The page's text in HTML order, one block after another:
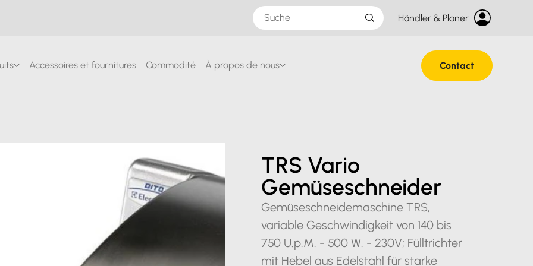
Händler & Planer
Contact
Accessoires et fournitures Commodité À propos de nous
TRS Vario
Gemüseschneider
Gemüseschneidemaschine TRS,
variable Geschwindigkeit von 140 bis
750 U.p.M. - 500 W. - 230V; Fülltrichter
mit Hebel aus Edelstahl für starke